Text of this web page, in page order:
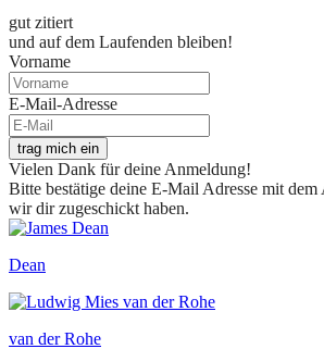
gut zitiert
und auf dem Laufenden bleiben!
Vorname
E-Mail-Adresse
trag mich ein
Vielen Dank für deine Anmeldung!
Bitte bestätige deine E-Mail Adresse mit
wir dir zugeschickt haben.
Dean
van der Rohe